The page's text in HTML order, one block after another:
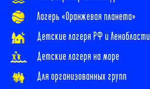
Лагерь «Оранжевая планета»
Детские лагеря РФ и Ленобласти
Детские лагеря на море
Для организованных групп